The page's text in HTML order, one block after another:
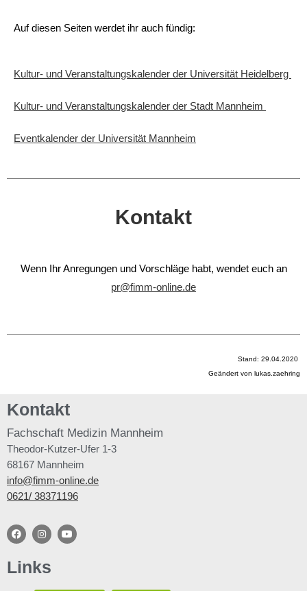
Auf diesen Seiten werdet ihr auch fündig:
Kultur- und Veranstaltungskalender der Universität Heidelberg
Kultur- und Veranstaltungskalender der Stadt Mannheim
Eventkalender der Universität Mannheim
Kontakt
Wenn Ihr Anregungen und Vorschläge habt, wendet euch an
pr@fimm-online.de
Stand: 29.04.2020
Geändert von lukas.zaehring
Kontakt
Fachschaft Medizin Mannheim
Theodor-Kutzer-Ufer 1-3
68167 Mannheim
info@fimm-online.de
0621/ 38371196
Links